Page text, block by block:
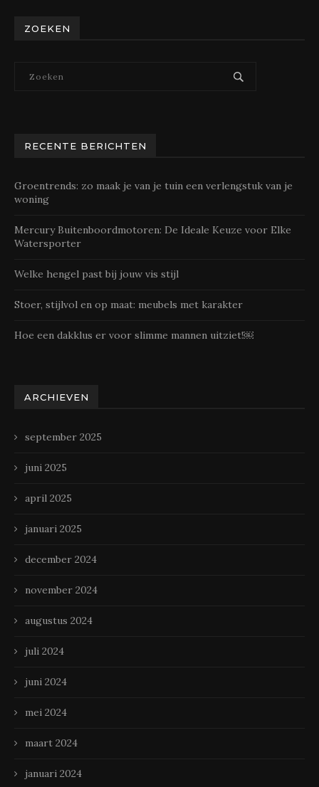
ZOEKEN
RECENTE BERICHTEN
Groentrends: zo maak je van je tuin een verlengstuk van je
woning
Mercury Buitenboordmotoren: De Ideale Keuze voor Elke
Watersporter
Welke hengel past bij jouw vis stijl
Stoer, stijlvol en op maat: meubels met karakter
Hoe een dakklus er voor slimme mannen uitziet!￼
ARCHIEVEN
september 2025
juni 2025
april 2025
januari 2025
december 2024
november 2024
augustus 2024
juli 2024
juni 2024
mei 2024
maart 2024
januari 2024